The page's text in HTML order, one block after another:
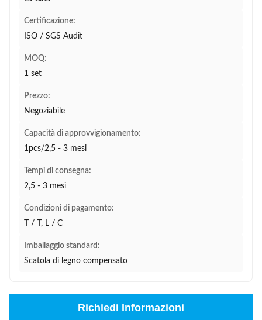
Certificazione:
ISO / SGS Audit
MOQ:
1 set
Prezzo:
Negoziabile
Capacità di approvvigionamento:
1pcs/2,5 - 3 mesi
Tempi di consegna:
2,5 - 3 mesi
Condizioni di pagamento:
T / T, L / C
Imballaggio standard:
Scatola di legno compensato
Richiedi Informazioni